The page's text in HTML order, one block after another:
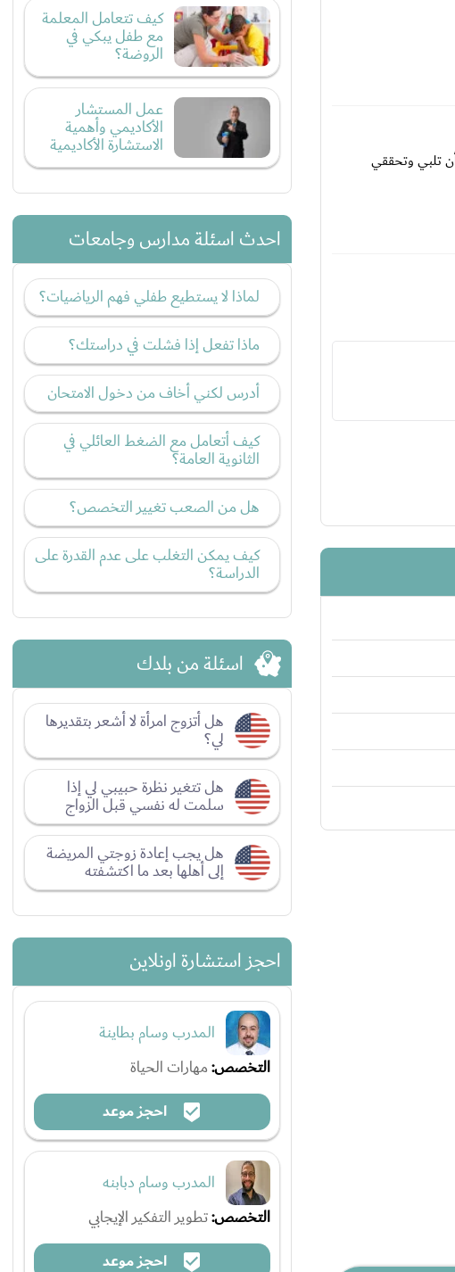
تلبي وتحققي
كيف تتعامل المعلمة
مع طفل يبكي في
الروضة؟
عمل المستشار
الأكاديمي وأهمية
الاستشارة الأكاديمية
احدث اسئلة مدارس وجامعات
لماذا لا يستطيع طفلي فهم الرياضيات؟
ماذا تفعل إذا فشلت في دراستك؟
أدرس لكني أخاف من دخول الامتحان
كيف أتعامل مع الضغط العائلي في
الثانوية العامة؟
هل من الصعب تغيير التخصص؟
كيف يمكن التغلب على عدم القدرة على
الدراسة؟
اسئلة من بلدك
هل أتزوج امرأة لا أشعر بتقديرها
لي؟
هل تتغير نظرة حبيبي لي إذا
سلمت له نفسي قبل الزواج
هل يجب إعادة زوجتي المريضة
إلى أهلها بعد ما اكتشفته
احجز استشارة اونلاين
المدرب وسام بطاينة
التخصص:مهارات الحياة
احجز موعد
المدرب وسام دبابنه
التخصص:تطوير التفكير الإيجابي
احجز موعد